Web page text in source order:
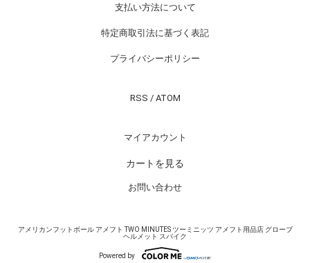
支払い方法について
特定商取引法に基づく表記
プライバシーポリシー
RSS / ATOM
マイアカウント
カートを見る
お問い合わせ
アメリカンフットボール アメフト TWO MINUTES ツーミニッツ アメフト用品店 グローブ
ヘルメット スパイク
Powered by